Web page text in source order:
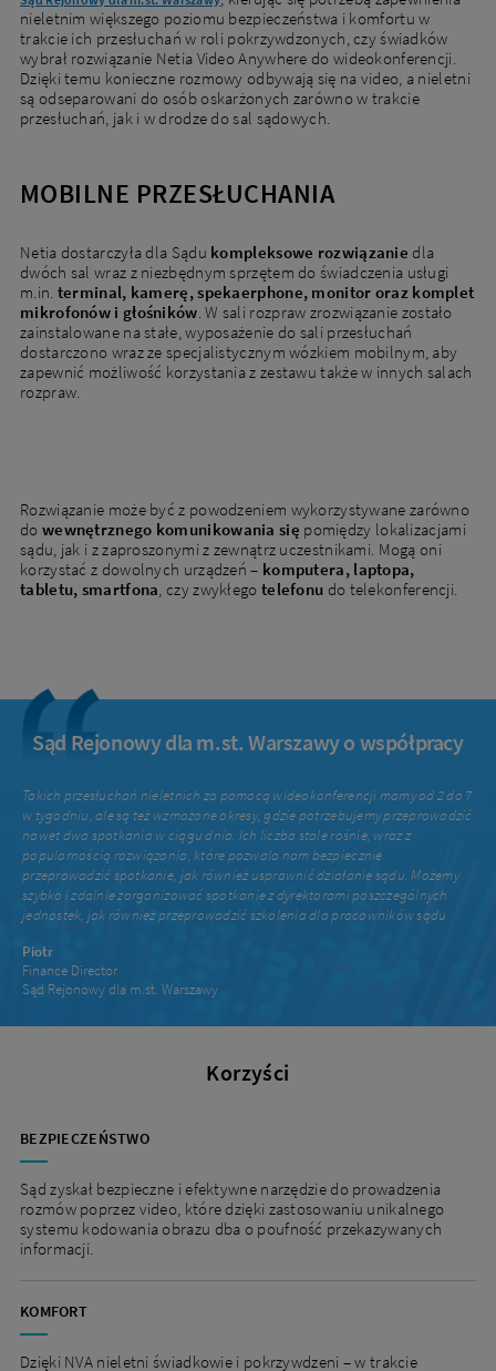
nieletnim większego poziomu bezpieczeństwa i komfortu w
trakcie ich przesłuchań w roli pokrzywdzonych, czy świadków
wybrał rozwiązanie Netia Video Anywhere do wideokonferencji.
Dzięki temu konieczne rozmowy odbywają się na video, a nieletni
są odseparowani do osób oskarżonych zarówno w trakcie
przesłuchań, jak i w drodze do sal sądowych.
MOBILNE PRZESŁUCHANIA
Netia dostarczyła dla Sądu kompleksowe rozwiązanie dla
dwóch sal wraz z niezbędnym sprzętem do świadczenia usługi
m.in. terminal, kamerę, spekaerphone, monitor oraz komplet
mikrofonów i głośników. W sali rozpraw zrozwiązanie zostało
zainstalowane na stałe, wyposażenie do sali przesłuchań
dostarczono wraz ze specjalistycznym wózkiem mobilnym, aby
zapewnić możliwość korzystania z zestawu także w innych salach
rozpraw.
Rozwiązanie może być z powodzeniem wykorzystywane zarówno
do wewnętrznego komunikowania się pomiędzy lokalizacjami
sądu, jak i z zaproszonymi z zewnątrz uczestnikami. Mogą oni
korzystać z dowolnych urządzeń – komputera, laptopa,
tabletu, smartfona, czy zwykłego telefonu do telekonferencji.
Sąd Rejonowy dla m.st. Warszawy o współpracy
Takich przesłuchań nieletnich za pomocą wideokonferencji mamy od 2 do 7
w tygodniu, ale są też wzmożone okresy, gdzie potrzebujemy przeprowadzić
nawet dwa spotkania w ciągu dnia. Ich liczba stale rośnie, wraz z
popularnością rozwiązania, które pozwala nam bezpiecznie
przeprowadzić spotkanie, jak również usprawnić działanie sądu. Możemy
szybko i zdalnie zorganizować spotkanie z dyrektorami poszczególnych
jednostek, jak również przeprowadzić szkolenia dla pracowników sądu
Piotr
Finance Director
Sąd Rejonowy dla m.st. Warszawy
Korzyści
BEZPIECZEŃSTWO
Sąd zyskał bezpieczne i efektywne narzędzie do prowadzenia
rozmów poprzez video, które dzięki zastosowaniu unikalnego
systemu kodowania obrazu dba o poufność przekazywanych
informacji.
KOMFORT
Dzięki NVA nieletni świadkowie i pokrzywdzeni – w trakcie